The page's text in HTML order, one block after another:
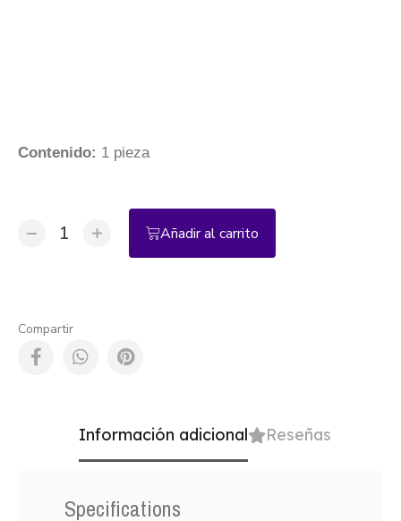
Contenido: 1 pieza
Añadir al carrito
Compartir
Información adicional Reseñas
Specifications